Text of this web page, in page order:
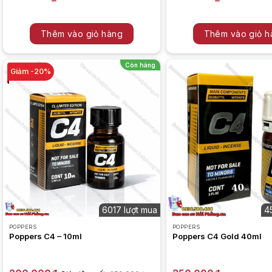
Thêm vào giỏ hàng Thêm vào giỏ
Còn hàng
-20%
6017 lượt mua
POPPERS
Poppers C4 – 10ml
POPPERS
Poppers C4 Gold 40ml